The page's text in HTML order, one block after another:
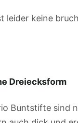
leider keine
Dreiecksform
Buntstifte sind